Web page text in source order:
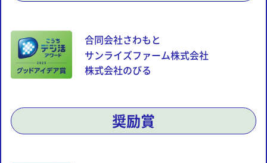
合同会社さわもと
サンライズファーム株式会社
株式会社のびる
奨励賞